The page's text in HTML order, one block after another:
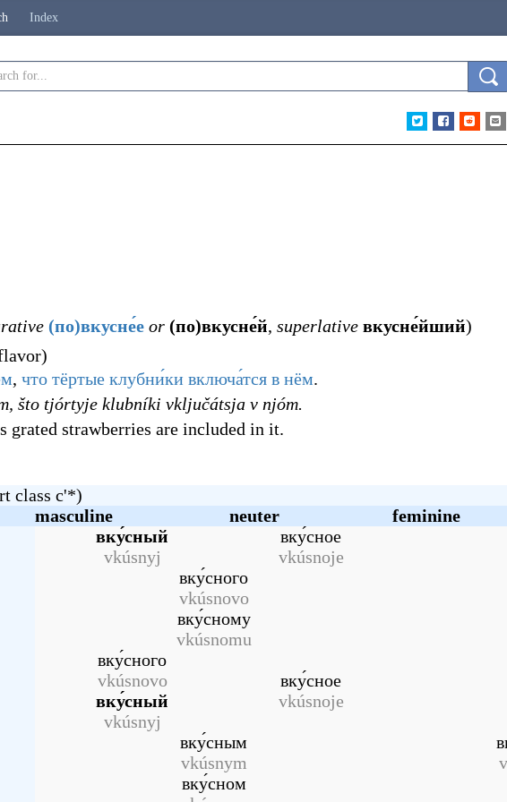
Index
(по)вкусне́е or (по)вкусне́й, superlative вкусне́йший)
)
, что тёртые клубни́ки включа́тся в нём.
što tjórtyje klubníki vključátsja v njóm.
grated strawberries are included in it.
class c'*)
masculine
neuter feminine
вку́сный
vkúsnyj
вку́сное
vkúsnoje
вку́сного
vkúsnovo
вку́сному
vkúsnomu
вку́сного
vkúsnovo
вку́сное
vkúsnoje
вку́сный
vkúsnyj
вку́сным
vkúsnym
вку́сном